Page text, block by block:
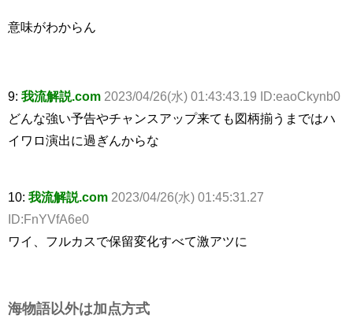
意味がわからん
9: 我流解説.com 2023/04/26(水) 01:43:43.19 ID:eaoCkynb0
どんな強い予告やチャンスアップ来ても図柄揃うまではハ
イワロ演出に過ぎんからな
10: 我流解説.com 2023/04/26(水) 01:45:31.27
ID:FnYVfA6e0
ワイ、フルカスで保留変化すべて激アツに
海物語以外は加点方式